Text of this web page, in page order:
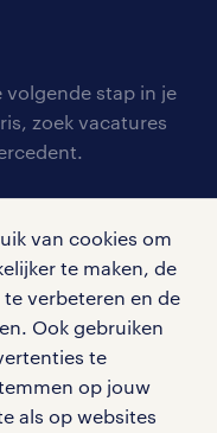
van cookies om
te maken, de
verbeteren en de
Ook gebruiken
te
op jouw
als op websites
volgende stap in je
zoek vacatures